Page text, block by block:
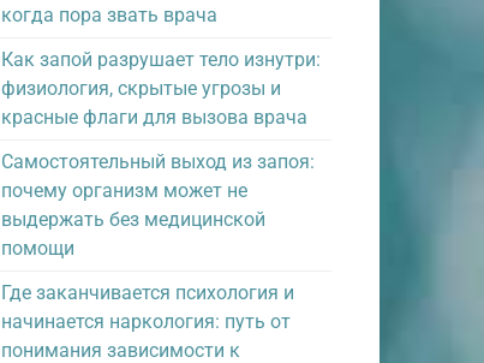
когда пора звать врача
Как запой разрушает тело изнутри:
физиология, скрытые угрозы и
красные флаги для вызова врача
Самостоятельный выход из запоя:
почему организм может не
выдержать без медицинской
помощи
Где заканчивается психология и
начинается наркология: путь от
понимания зависимости к